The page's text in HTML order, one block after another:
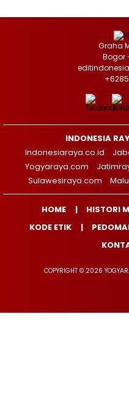
Graha
Bogor
INDONESIA
Indonesiaraya.co.id
Yogyaraya.com
Sulawesiraya.com
HOME HISTORI
KODE ETIK
COPYRIGHT © 2026